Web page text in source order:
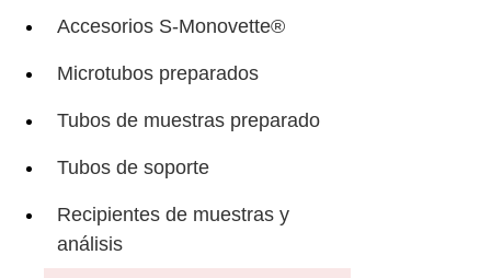
Accesorios S-Monovette®
Microtubos preparados
Tubos de muestras preparado
Tubos de soporte
Recipientes de muestras y
análisis